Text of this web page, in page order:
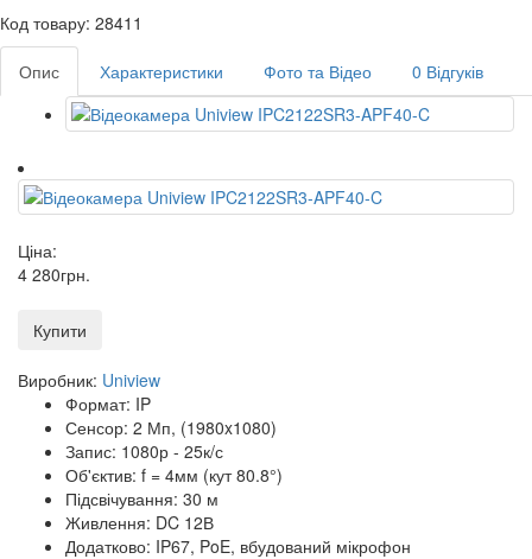
Код товару: 28411
Опис Характеристики Фото та Відео 0 Відгуків
Ціна:
4 280грн.
Купити
Виробник: Uniview
Формат: IP
Сенсор: 2 Мп, (1980x1080)
Запис: 1080р - 25к/с
Об'єктив: f = 4мм (кут 80.8°)
Підсвічування: 30 м
Живлення: DC 12В
Додатково: IP67, PoE, вбудований мікрофон